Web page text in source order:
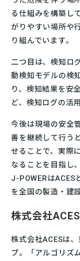
る仕組みを構築し
がりやすい場所や
り組んでいます。
二つ目は、検知ロ
動検知モデルの検
り、検知結果を安
ど、検知ログの活
今後は現場の安全
善を継続して行う
せることで、実際
なることを目指し
J-POWERはACES
を全国の製造・建
株式会社ACES
株式会社ACESは
プ。「アルゴリズ